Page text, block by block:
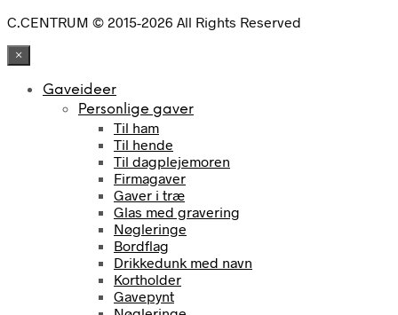
C.CENTRUM © 2015-2026 All Rights Reserved
×
Gaveideer
Personlige gaver
Til ham
Til hende
Til dagplejemoren
Firmagaver
Gaver i træ
Glas med gravering
Nøgleringe
Bordflag
Drikkedunk med navn
Kortholder
Gavepynt